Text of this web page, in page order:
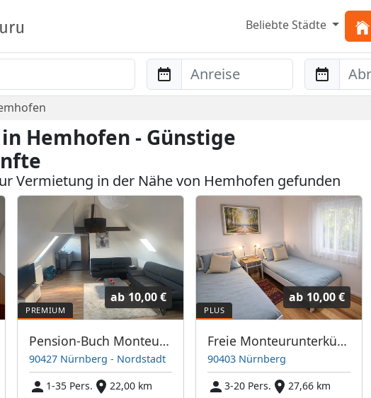
Beliebte Städte
Anreise Abreise
Hemhofen - Günstige
Vermietung in der Nähe von Hemhofen gefunden
ab 10,00 €
Pension-Buch Monteurzimmer Kurz u. Langzeit Vermietung
90427 Nürnberg - Nordstadt
1-35 Pers.
22,00 km
ab 10,00 €
Freie Monteurunterkünfte in Nürnberg – JETZT anrufen! Wir sprechen auch Polnisch
90403 Nürnberg
3-20 Pers.
27,66 km